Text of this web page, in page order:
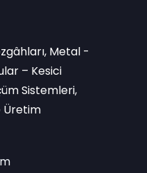
Metal -
– Kesici
Sistemleri,
Üretim